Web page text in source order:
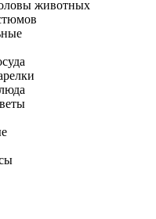
животных